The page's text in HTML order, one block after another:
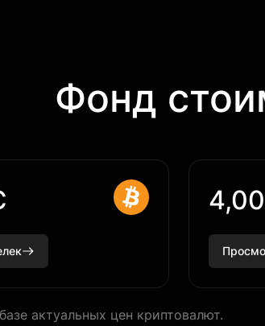
Фонд
актуальных цен криптовалют.